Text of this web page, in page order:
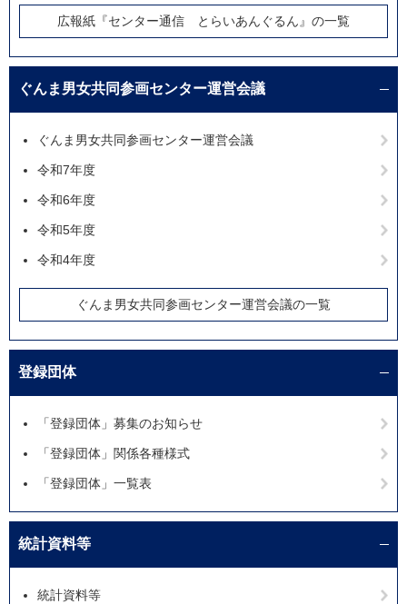
広報紙『センター通信 とらいあんぐるん』の一覧
ぐんま男女共同参画センター運営会議
ぐんま男女共同参画センター運営会議
令和7年度
令和6年度
令和5年度
令和4年度
ぐんま男女共同参画センター運営会議の一覧
登録団体
「登録団体」募集のお知らせ
「登録団体」関係各種様式
「登録団体」一覧表
統計資料等
統計資料等